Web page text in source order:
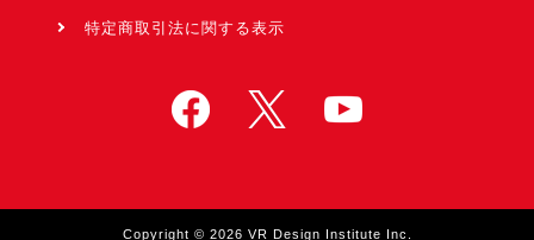
特定商取引法に関する表示
Copyright © 2026 VR Design Institute Inc.